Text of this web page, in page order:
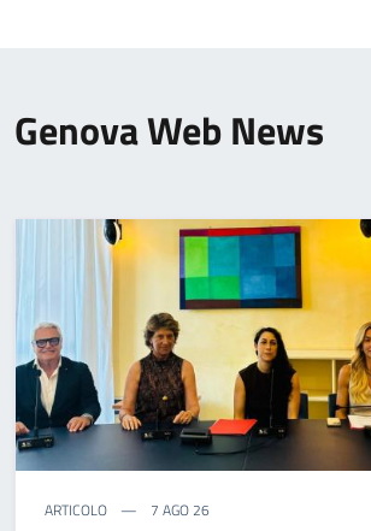
Genova Web News
ARTICOLO 7 AGO 26